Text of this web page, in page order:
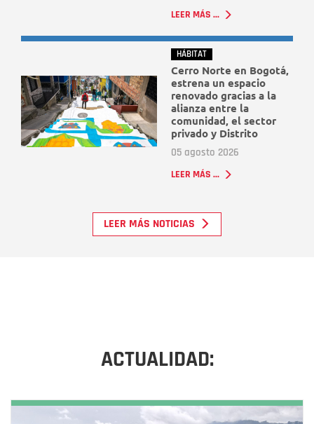
LEER MÁS ...
HÁBITAT
Cerro Norte en Bogotá,
estrena un espacio
renovado gracias a la
alianza entre la
comunidad, el sector
privado y Distrito
05 agosto 2026
LEER MÁS ...
LEER MÁS NOTICIAS
ACTUALIDAD: